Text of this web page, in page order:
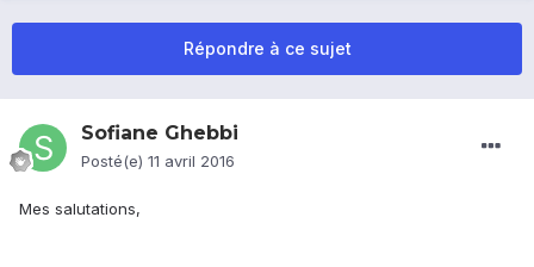
Répondre à ce sujet
Sofiane Ghebbi
Posté(e) 11 avril 2016
Mes salutations,